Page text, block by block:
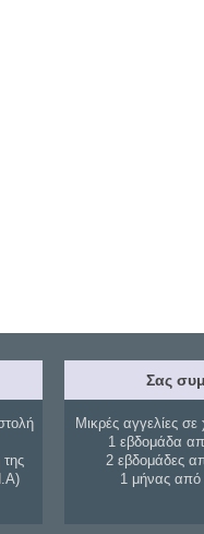
Σας
Μικρές αγγελίες σε
1 εβδομάδα
2 εβδομάδες
1 μήνας